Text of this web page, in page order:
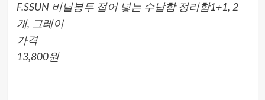
F.SSUN 비닐봉투 접어 넣는 수납함 정리함1+1, 2
개, 그레이
가격
13,800원